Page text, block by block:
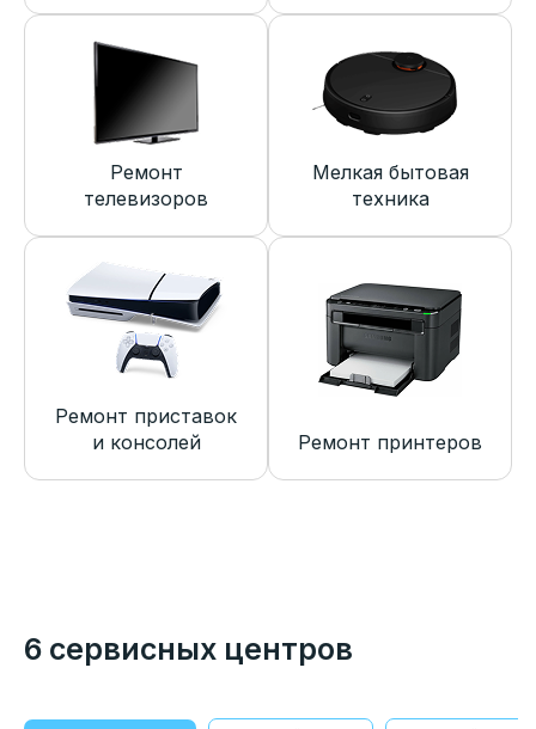
Ремонт
телевизоров
Мелкая бытовая
техника
Ремонт приставок
и консолей
Ремонт принтеров
6 сервисных центров